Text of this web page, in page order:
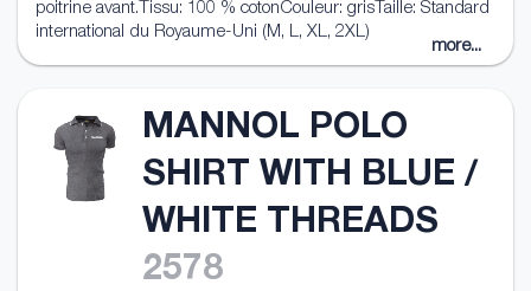
poitrine avant.Tissu: 100 % cotonCouleur: grisTaille: Standard
international du Royaume-Uni (M, L, XL, 2XL)
more...
MANNOL POLO
SHIRT WITH BLUE /
WHITE THREADS
2578